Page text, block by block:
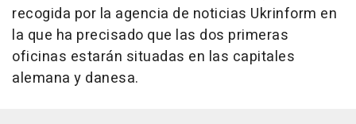
recogida por la agencia de noticias Ukrinform en
la que ha precisado que las dos primeras
oficinas estarán situadas en las capitales
alemana y danesa.